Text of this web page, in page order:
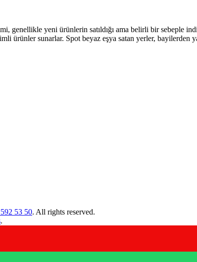
genellikle yeni ürünlerin satıldığı ama belirli bir sebeple
ürünler sunarlar. Spot beyaz eşya satan yerler,
53 50. All rights reserved.
.